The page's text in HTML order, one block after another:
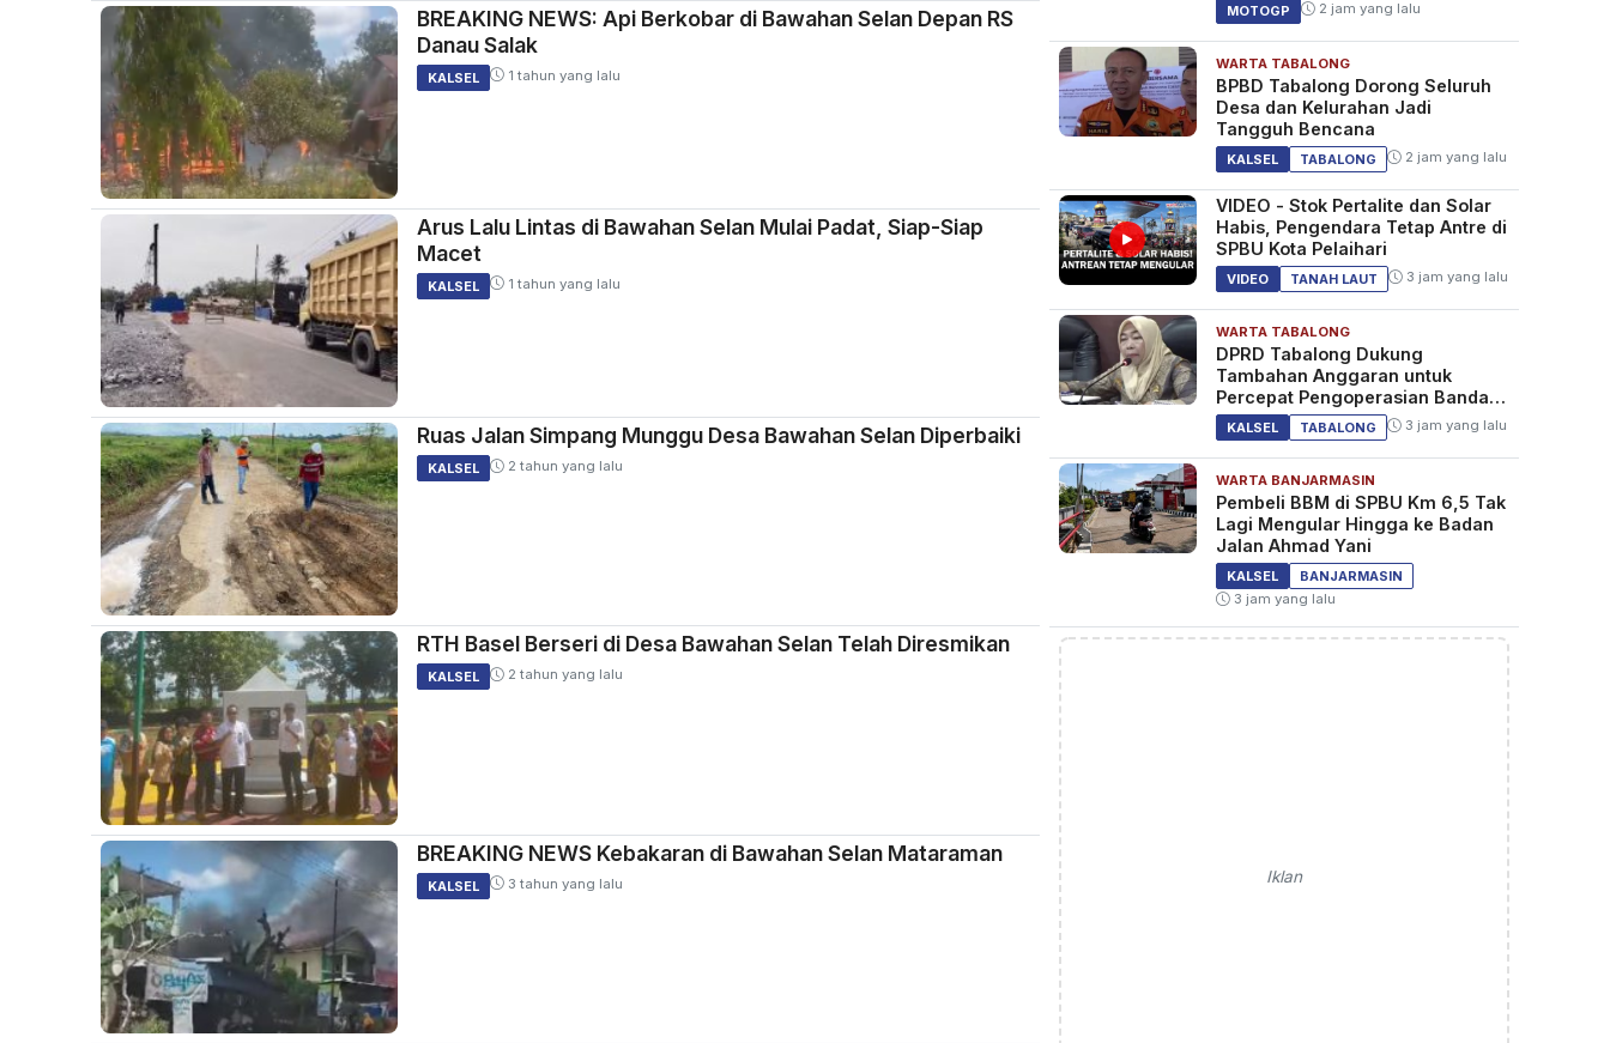
BREAKING NEWS: Api Berkobar di Bawahan Selan Depan RS
Danau Salak
KALSEL 1 tahun yang lalu
Arus Lalu Lintas di Bawahan Selan Mulai Padat, Siap-Siap
Macet
KALSEL 1 tahun yang lalu
Ruas Jalan Simpang Munggu Desa Bawahan Selan Diperbaiki
KALSEL 2 tahun yang lalu
RTH Basel Berseri di Desa Bawahan Selan Telah Diresmikan
KALSEL 2 tahun yang lalu
BREAKING NEWS Kebakaran di Bawahan Selan Mataraman
KALSEL 3 tahun yang lalu
MOTOGP 2 jam yang lalu
WARTA TABALONG
BPBD Tabalong Dorong Seluruh
Desa dan Kelurahan Jadi
Tangguh Bencana
KALSEL TABALONG 2 jam yang lalu
VIDEO - Stok Pertalite dan Solar
Habis, Pengendara Tetap Antre di
SPBU Kota Pelaihari
VIDEO TANAH LAUT 3 jam yang lalu
WARTA TABALONG
DPRD Tabalong Dukung
Tambahan Anggaran untuk
Percepat Pengoperasian Bandara
Warukin
KALSEL TABALONG 3 jam yang lalu
WARTA BANJARMASIN
Pembeli BBM di SPBU Km 6,5 Tak
Lagi Mengular Hingga ke Badan
Jalan Ahmad Yani
KALSEL
BANJARMASIN
3 jam yang lalu
Iklan